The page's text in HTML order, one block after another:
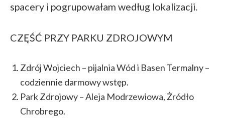
spacery i pogrupowałam według lokalizacji.
CZĘŚĆ PRZY PARKU ZDROJOWYM
Zdrój Wojciech – pijalnia Wód i Basen Termalny –
codziennie darmowy wstęp.
Park Zdrojowy – Aleja Modrzewiowa, Żródło
Chrobrego.